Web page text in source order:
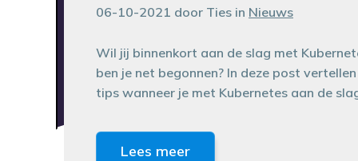
06-10-2021 door Ties in Nieuws
Wil jij binnenkort aan de slag met
ben je net begonnen? In deze post
tips wanneer je met Kubernetes aan de
Lees meer